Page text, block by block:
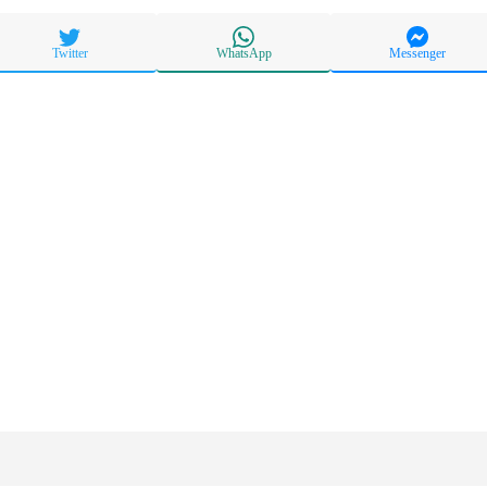
Messenger
WhatsApp
Twitter